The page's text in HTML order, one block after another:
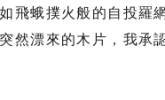
飛蛾撲火般的自投羅
然漂來的木片，我承